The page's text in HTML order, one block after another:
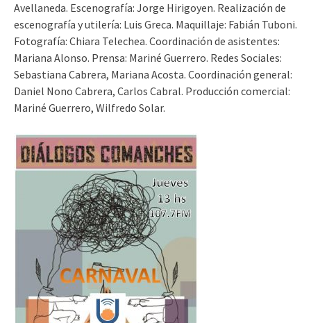
Avellaneda. Escenografía: Jorge Hirigoyen. Realización de
escenografía y utilería: Luis Greca. Maquillaje: Fabián Tuboni.
Fotografía: Chiara Telechea. Coordinación de asistentes:
Mariana Alonso. Prensa: Mariné Guerrero. Redes Sociales:
Sebastiana Cabrera, Mariana Acosta. Coordinación general:
Daniel Nono Cabrera, Carlos Cabral. Producción comercial:
Mariné Guerrero, Wilfredo Solar.